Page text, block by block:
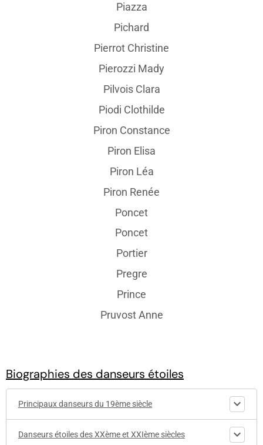
Piazza
Pichard
Pierrot Christine
Pierozzi Mady
Pilvois Clara
Piodi Clothilde
Piron Constance
Piron Elisa
Piron Léa
Piron Renée
Poncet
Poncet
Portier
Pregre
Prince
Pruvost Anne
Biographies des danseurs étoiles
Principaux danseurs du 19ème siècle
Danseurs étoiles des XXème et XXIème siècles